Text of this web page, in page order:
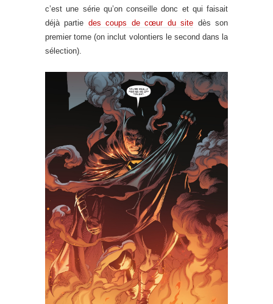
c’est une série qu’on conseille donc et qui faisait
déjà partie des coups de cœur du site dès son
premier tome (on inclut volontiers le second dans la
sélection).